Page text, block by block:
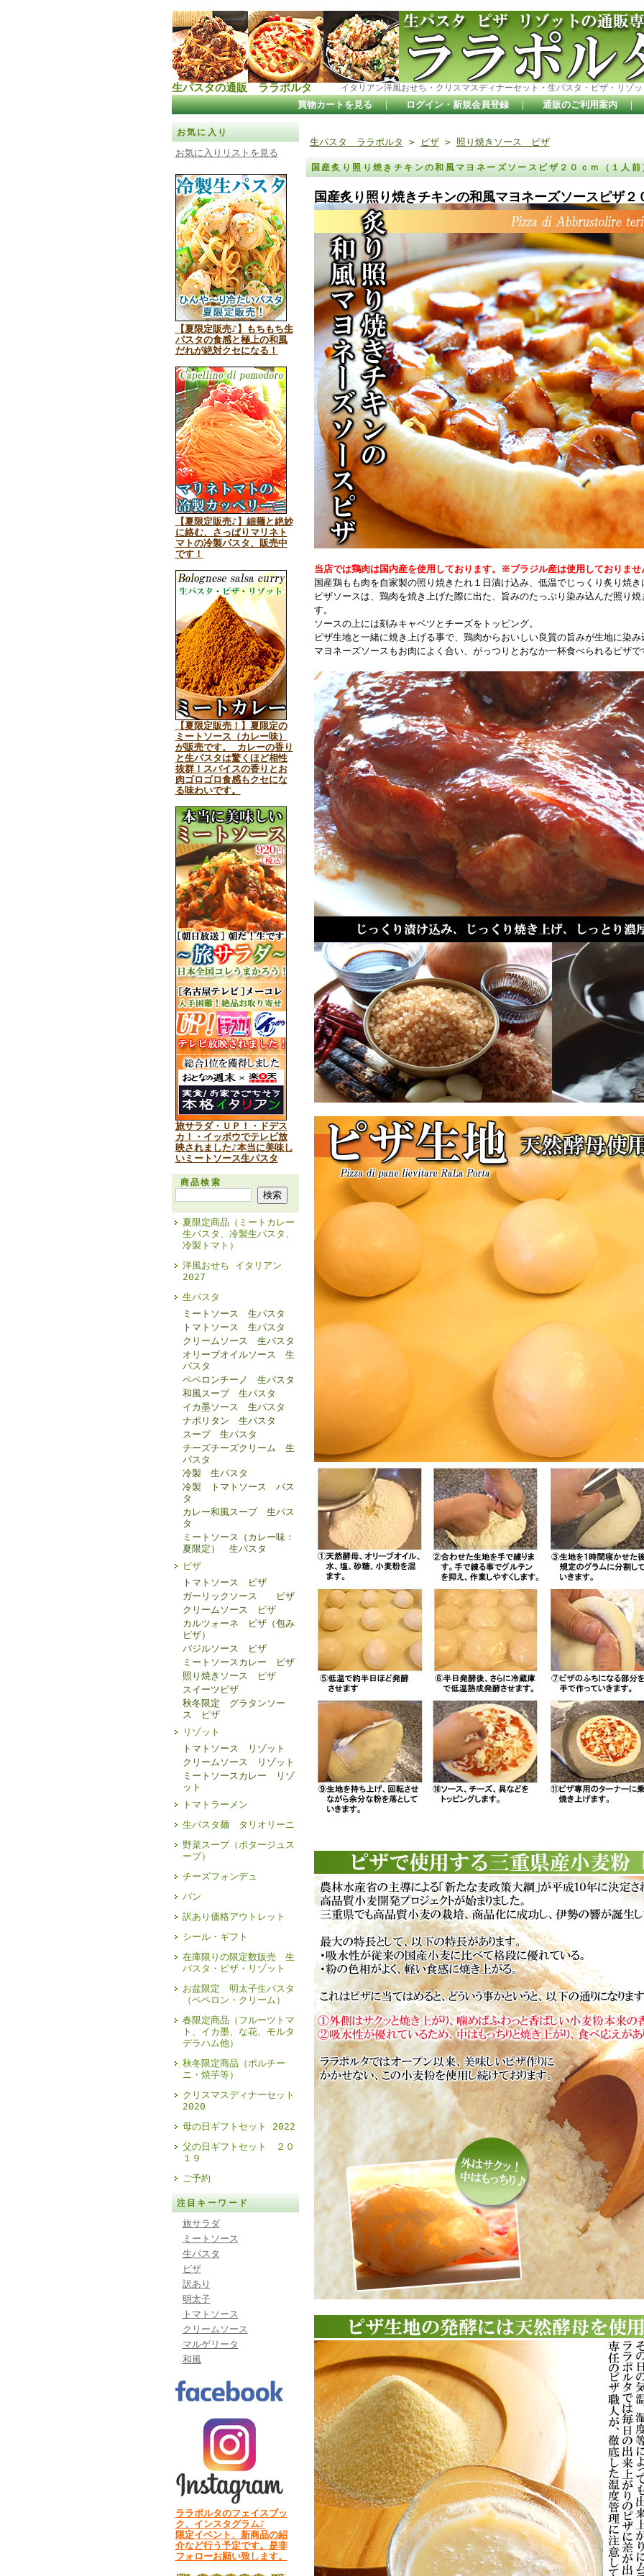
生パスタの通販 ララポルタ イタリアン洋風おせち・クリスマスディナーセット・生パスタ・ピザ・リ
買物カートを見る ｜ ログイン・新規会員登録 ｜ 通販のご利用案内 ｜
お気に入り
お気に入りリストを見る
【夏限定販売♪】もちもち生
パスタの食感と極上の和風
だれが絶対クセになる！
【夏限定販売♪】細麺と絶妙
に絡む、さっぱりマリネト
マトの冷製パスタ、販売中
です！
【夏限定販売！】夏限定の
ミートソース（カレー味）
が販売です。 カレーの香り
と生パスタは驚くほど相性
抜群！スパイスの香りとお
肉ゴロゴロ食感もクセにな
る味わいです。
旅サラダ・ＵＰ！・ドデス
カ！・イッポウでテレビ放
映されました♪本当に美味し
いミートソース生パスタ
商品検索
夏限定商品（ミートカレー
生パスタ、冷製生パスタ、
冷製トマト）
洋風おせち イタリアン
2027
生パスタ
ミートソース 生パスタ
トマトソース 生パスタ
クリームソース 生パスタ
オリーブオイルソース 生
パスタ
ペペロンチーノ 生パスタ
和風スープ 生パスタ
イカ墨ソース 生パスタ
ナポリタン 生パスタ
スープ 生パスタ
チーズチーズクリーム 生
パスタ
冷製 生パスタ
冷製 トマトソース パス
タ
カレー和風スープ 生パス
タ
ミートソース（カレー味：
夏限定） 生パスタ
ピザ
トマトソース ピザ
ガーリックソース ピザ
クリームソース ピザ
カルツォーネ ピザ（包み
ピザ）
バジルソース ピザ
ミートソースカレー ピザ
照り焼きソース ピザ
スイーツピザ
秋冬限定 グラタンソー
ス ピザ
リゾット
トマトソース リゾット
クリームソース リゾット
ミートソースカレー リゾ
ット
トマトラーメン
生パスタ麺 タリオリーニ
野菜スープ（ポタージュス
ープ）
チーズフォンデュ
パン
訳あり価格アウトレット
シール・ギフト
在庫限りの限定数販売 生
パスタ・ピザ・リゾット
お盆限定 明太子生パスタ
（ペペロン・クリーム）
春限定商品（フルーツトマ
ト、イカ墨、な花、モルタ
デラハム他）
秋冬限定商品（ポルチー
ニ・焼芋等）
クリスマスディナーセット
2020
母の日ギフトセット 2022
父の日ギフトセット ２０
１９
ご予約
注目キーワード
旅サラダ
ミートソース
生パスタ
ピザ
訳あり
明太子
トマトソース
クリームソース
マルゲリータ
和風
ララポルタのフェイスブッ
ク、インスタグラム♪
限定イベント、新商品の紹
介など行う予定です。是非
フォローお願い致します。
生パスタ ララポルタ > ピザ> 照り焼きソース ピザ
国産炙り照り焼きチキンの和風マヨネーズソースピザ２０ｃｍ（１人
国産炙り照り焼きチキンの和風マヨネーズソースピザ２
当店では鶏肉は国内産を使用しております。※ブラジル産は使用しておりませ
国産鶏もも肉を自家製の照り焼きたれ１日漬け込み、低温でじっくり炙り焼き
ピザソースは、鶏肉を焼き上げた際に出た、旨みのたっぷり染み込んだ照り
す。
ソースの上には刻みキャベツとチーズをトッピング。
ピザ生地と一緒に焼き上げる事で、鶏肉からおいしい良質の旨みが生地に染
マヨネーズソースもお肉によく合い、がっつりとおなか一杯食べられるピザで